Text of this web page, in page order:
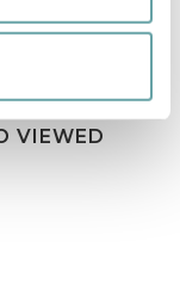
VIEWED